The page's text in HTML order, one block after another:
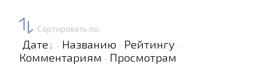
Сортировать по:
Дате · Названию · Рейтингу ·
Комментариям · Просмотрам